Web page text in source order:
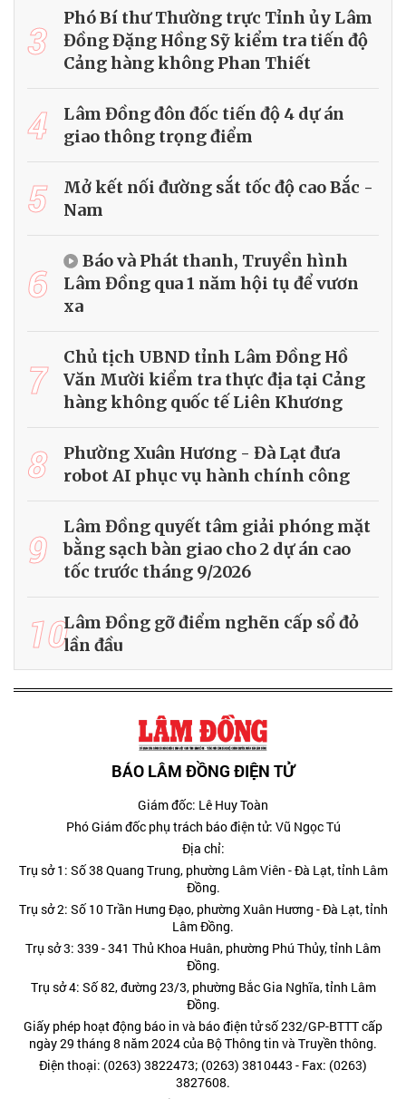
3
Phó Bí thư Thường trực Tỉnh ủy Lâm
Đồng Đặng Hồng Sỹ kiểm tra tiến độ
Cảng hàng không Phan Thiết
4
Lâm Đồng đôn đốc tiến độ 4 dự án
giao thông trọng điểm
5
Mở kết nối đường sắt tốc độ cao Bắc -
Nam
6
Báo và Phát thanh, Truyền hình
Lâm Đồng qua 1 năm hội tụ để vươn
xa
7
Chủ tịch UBND tỉnh Lâm Đồng Hồ
Văn Mười kiểm tra thực địa tại Cảng
hàng không quốc tế Liên Khương
8
Phường Xuân Hương - Đà Lạt đưa
robot AI phục vụ hành chính công
9
Lâm Đồng quyết tâm giải phóng mặt
bằng sạch bàn giao cho 2 dự án cao
tốc trước tháng 9/2026
10Lâm Đồng gỡ điểm nghẽn cấp sổ đỏ
lần đầu
BÁO LÂM ĐỒNG ĐIỆN TỬ
Giám đốc: Lê Huy Toàn
Phó Giám đốc phụ trách báo điện tử: Vũ Ngọc Tú
Địa chỉ:
Trụ sở 1: Số 38 Quang Trung, phường Lâm Viên - Đà Lạt, tỉnh Lâm
Đồng.
Trụ sở 2: Số 10 Trần Hưng Đạo, phường Xuân Hương - Đà Lạt, tỉnh
Lâm Đồng.
Trụ sở 3: 339 - 341 Thủ Khoa Huân, phường Phú Thủy, tỉnh Lâm
Đồng.
Trụ sở 4: Số 82, đường 23/3, phường Bắc Gia Nghĩa, tỉnh Lâm
Đồng.
Giấy phép hoạt động báo in và báo điện tử số 232/GP-BTTT cấp
ngày 29 tháng 8 năm 2024 của Bộ Thông tin và Truyền thông.
Điện thoại: (0263) 3822473; (0263) 3810443 - Fax: (0263)
3827608.